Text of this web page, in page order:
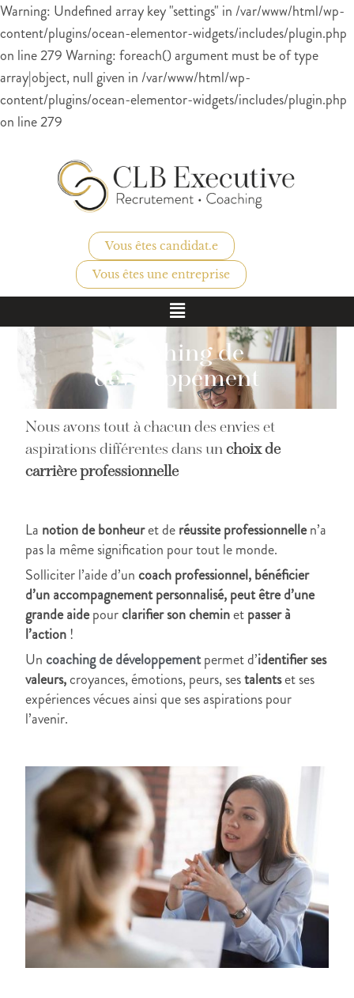
Warning: Undefined array key "settings" in /var/www/html/wp-
content/plugins/ocean-elementor-widgets/includes/plugin.php
on line 279 Warning: foreach() argument must be of type
array|object, null given in /var/www/html/wp-
content/plugins/ocean-elementor-widgets/includes/plugin.php
on line 279
Vous êtes candidat.e
Vous êtes une entreprise
Coaching de
développement
Nous avons tout à chacun des envies et
aspirations différentes dans unchoix de
carrière professionnelle
La notion de bonheuret deréussite professionnellen’a
pas la même signification pour tout le monde.
Solliciter l’aide d’uncoach professionnel, bénéficier
d’un accompagnement personnalisé, peut être d’une
grande aidepourclarifier son cheminetpasser à
l’action!
Uncoaching de développementpermet d’identifier ses
valeurs,croyances, émotions, peurs, sestalentset ses
expériences vécues ainsi que ses aspirations pour
l’avenir.